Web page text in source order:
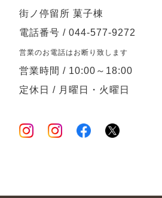
街ノ停留所 菓子棟
電話番号 / 044-577-9272
営業のお電話はお断り致します
営業時間 / 10:00～18:00
定休日 / 月曜日・火曜日